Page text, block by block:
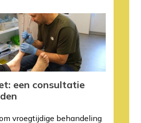
een consultatie
vroegtijdige behandeling